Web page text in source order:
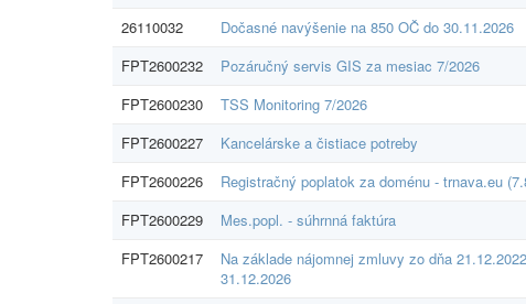
26110032 Dočasné navýšenie na 850 OČ do 30.11.2026
FPT2600232
Pozáručný servis GIS za mesiac 7/2026
FPT2600230
TSS Monitoring 7/2026
FPT2600227
Kancelárske a čistiace potreby
FPT2600226
Registračný poplatok za doménu - trnava.eu
FPT2600229
Mes.popl. - súhrnná faktúra
FPT2600217
Na základe nájomnej zmluvy zo dňa
31.12.2026